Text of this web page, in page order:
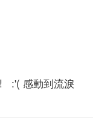
:'( 感動到流淚